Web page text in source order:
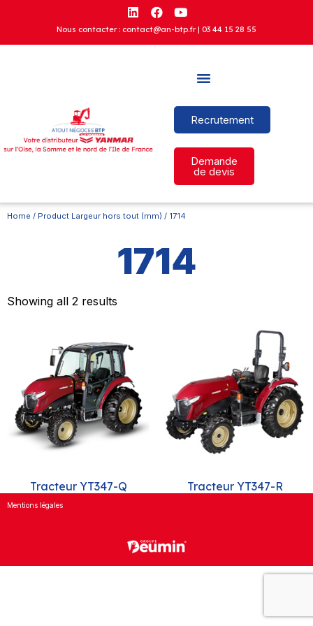
Nous contacter : contact@an-btp.fr | 03 44 15 28 55
Recrutement
Demande
de devis
Home / Product Largeur hors tout (mm) / 1714
1714
Showing all 2 results
Tracteur YT347-Q Tracteur YT347-R
Mentions légales